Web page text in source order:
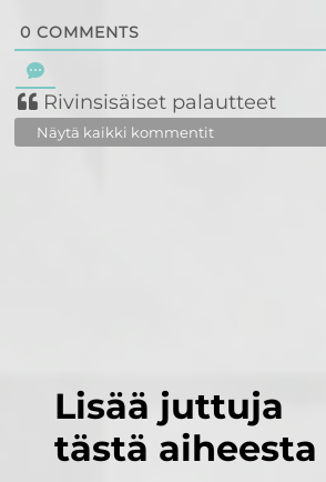
0 COMMENTS
Rivinsisäiset palautteet
Näytä kaikki kommentit
Lisää juttuja
tästä aiheesta